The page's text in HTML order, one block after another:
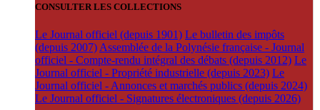
CONSULTER LES COLLECTIONS
Le Journal officiel (depuis 1901) Le bulletin des impôts
(depuis 2007) Assemblée de la Polynésie française - Journal
officiel - Compte-rendu intégral des débats (depuis 2012) Le
Journal officiel - Propriété industrielle (depuis 2023) Le
Journal officiel - Annonces et marchés publics (depuis 2024)
Le Journal officiel - Signatures électroniques (depuis 2026)